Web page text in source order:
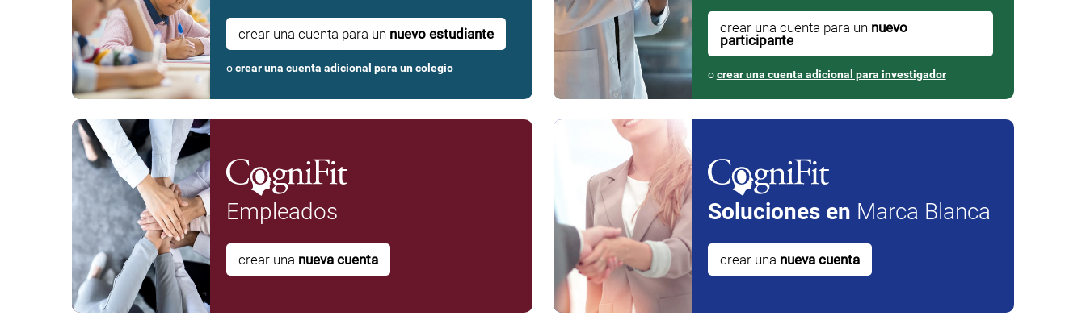
crear una cuenta para un nuevo estudiante
ocrear una cuenta adicional para un colegio
crear una cuenta para un nuevo
participante
ocrear una cuenta adicional para investigador
Empleados
crear una nueva cuenta
Soluciones en Marca Blanca
crear una nueva cuenta